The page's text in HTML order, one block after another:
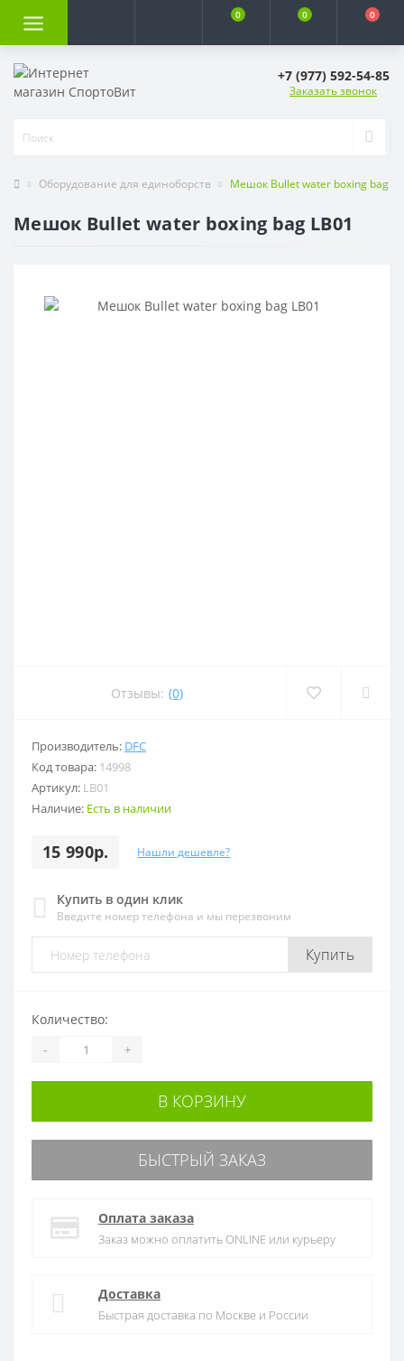
0 0 0
+7 (977) 592-54-85
Заказать звонок
Оборудование для единоборств Мешок Bullet water boxing bag
Мешок Bullet water boxing bag LB01
Отзывы: (0)
Производитель: DFC
Код товара: 14998
Артикул: LB01
Наличие: Есть в наличии
15 990р. Нашли дешевле?
Купить в один клик
Введите номер телефона и мы перезвоним
Купить
Количество:
- +
В КОРЗИНУ
БЫСТРЫЙ ЗАКАЗ
Оплата заказа
Заказ можно оплатить ONLINE или курьеру
Доставка
Быстрая доставка по Москве и России